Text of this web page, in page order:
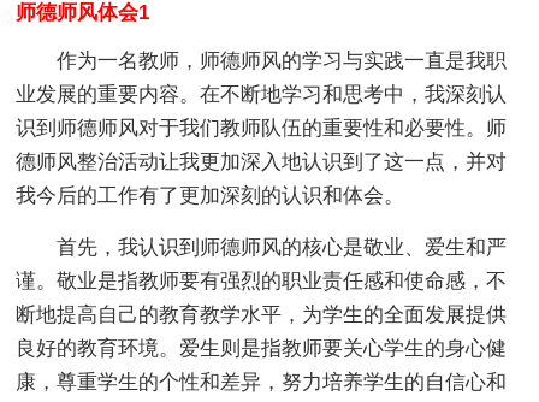
师德师风体会1
作为一名教师，师德师风的学习与实践一直是我职
业发展的重要内容。在不断地学习和思考中，我深刻认
识到师德师风对于我们教师队伍的重要性和必要性。师
德师风整治活动让我更加深入地认识到了这一点，并对
我今后的工作有了更加深刻的认识和体会。
首先，我认识到师德师风的核心是敬业、爱生和严
谨。敬业是指教师要有强烈的职业责任感和使命感，不
断地提高自己的教育教学水平，为学生的全面发展提供
良好的教育环境。爱生则是指教师要关心学生的身心健
康，尊重学生的个性和差异，努力培养学生的自信心和